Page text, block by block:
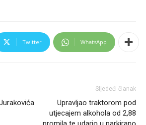
Twitter WhatsApp
Sljedeći članak
Upravljao traktorom pod
utjecajem alkohola od 2,88